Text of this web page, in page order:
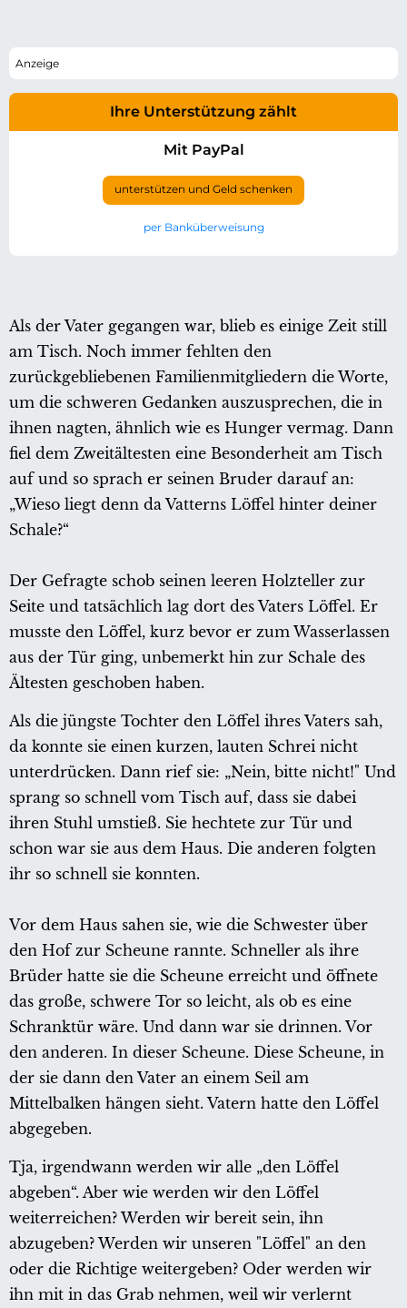
Ihre Unterstützung zählt
Mit PayPal
unterstützen und Geld schenken
per Banküberweisung
Als der Vater gegangen war, blieb es einige Zeit still
am Tisch. Noch immer fehlten den
zurückgebliebenen Familienmitgliedern die Worte,
um die schweren Gedanken auszusprechen, die in
ihnen nagten, ähnlich wie es Hunger vermag. Dann
fiel dem Zweitältesten eine Besonderheit am Tisch
auf und so sprach er seinen Bruder darauf an:
„Wieso liegt denn da Vatterns Löffel hinter deiner
Schale?“
Der Gefragte schob seinen leeren Holzteller zur
Seite und tatsächlich lag dort des Vaters Löffel. Er
musste den Löffel, kurz bevor er zum Wasserlassen
aus der Tür ging, unbemerkt hin zur Schale des
Ältesten geschoben haben.
Als die jüngste Tochter den Löffel ihres Vaters sah,
da konnte sie einen kurzen, lauten Schrei nicht
unterdrücken. Dann rief sie: „Nein, bitte nicht!" Und
sprang so schnell vom Tisch auf, dass sie dabei
ihren Stuhl umstieß. Sie hechtete zur Tür und
schon war sie aus dem Haus. Die anderen folgten
ihr so schnell sie konnten.
Vor dem Haus sahen sie, wie die Schwester über
den Hof zur Scheune rannte. Schneller als ihre
Brüder hatte sie die Scheune erreicht und öffnete
das große, schwere Tor so leicht, als ob es eine
Schranktür wäre. Und dann war sie drinnen. Vor
den anderen. In dieser Scheune. Diese Scheune, in
der sie dann den Vater an einem Seil am
Mittelbalken hängen sieht. Vatern hatte den Löffel
abgegeben.
Tja, irgendwann werden wir alle „den Löffel
abgeben“. Aber wie werden wir den Löffel
weiterreichen? Werden wir bereit sein, ihn
abzugeben? Werden wir unseren "Löffel" an den
oder die Richtige weitergeben? Oder werden wir
ihn mit in das Grab nehmen, weil wir verlernt